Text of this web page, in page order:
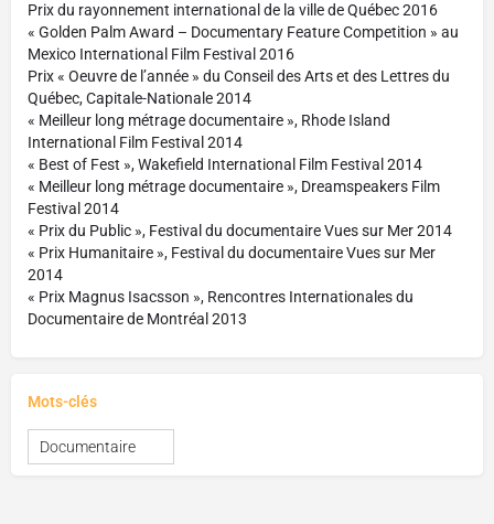
Prix du rayonnement international de la ville de Québec 2016
« Golden Palm Award – Documentary Feature Competition » au
Mexico International Film Festival 2016
Prix « Oeuvre de l’année » du Conseil des Arts et des Lettres du
Québec, Capitale-Nationale 2014
« Meilleur long métrage documentaire », Rhode Island
International Film Festival 2014
« Best of Fest », Wakefield International Film Festival 2014
« Meilleur long métrage documentaire », Dreamspeakers Film
Festival 2014
« Prix du Public », Festival du documentaire Vues sur Mer 2014
« Prix Humanitaire », Festival du documentaire Vues sur Mer
2014
« Prix Magnus Isacsson », Rencontres Internationales du
Documentaire de Montréal 2013
Mots-clés
Documentaire